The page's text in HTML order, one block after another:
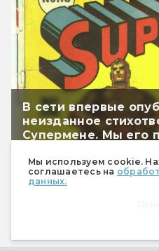
Мы используем cookie.
соглашаетесь на
данных.
В сети впервые
неизданное
Супермене. Мы его